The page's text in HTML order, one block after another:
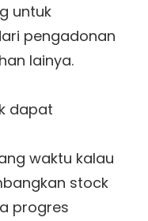
untuk
pengadonan
lainya.
dapat
waktu kalau
stock
progres